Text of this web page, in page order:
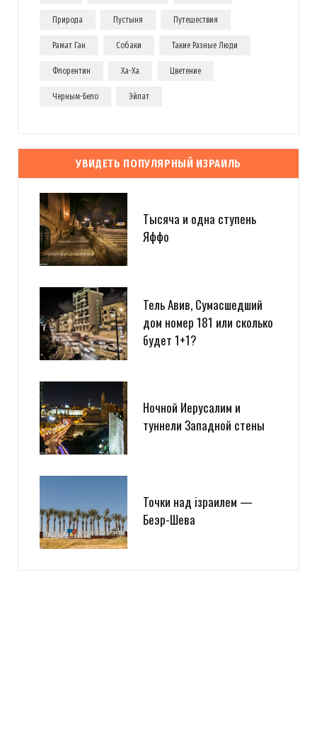
Природа Пустыня Путешествия
Рамат Ган Собаки Такие Разные Люди
Флорентин Ха-Ха Цветение
Черным-Бело Эйлат
УВИДЕТЬ ПОПУЛЯРНЫЙ ИЗРАИЛЬ
Тысяча и одна ступень
Яффо
Тель Авив, Сумасшедший
дом номер 181 или сколько
будет 1+1?
Ночной Иерусалим и
туннели Западной стены
Точки над iзраилем —
Беэр-Шева